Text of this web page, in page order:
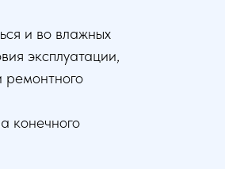
и во влажных
эксплуатации,
ремонтного
конечного